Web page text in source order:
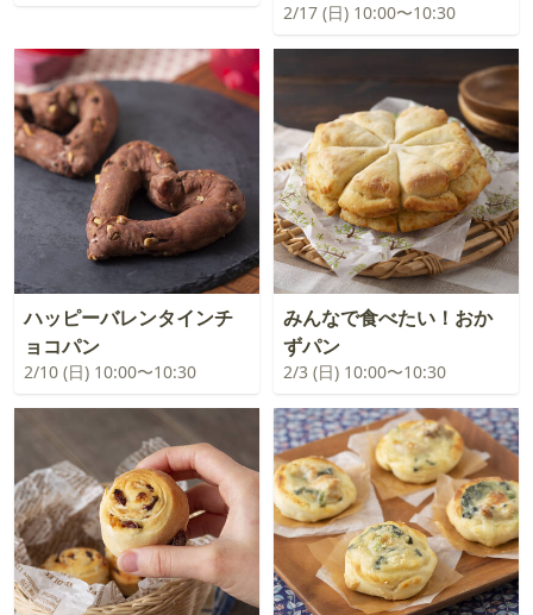
2/17 (日) 10:00〜10:30
ハッピーバレンタインチ
ョコパン
2/10 (日) 10:00〜10:30
みんなで食べたい！おか
ずパン
2/3 (日) 10:00〜10:30